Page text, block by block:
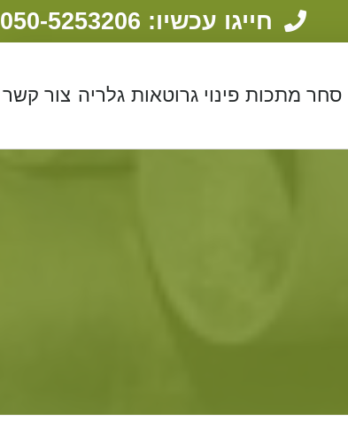
חייגו עכשיו: 050-5253206
סחר מתכות פינוי גרוטאות גלריה צור קשר